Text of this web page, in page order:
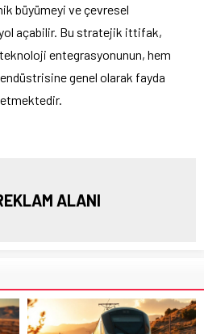
büyümeyi ve çevresel
açabilir. Bu stratejik ittifak,
entegrasyonunun, hem
genel olarak fayda
ALANI